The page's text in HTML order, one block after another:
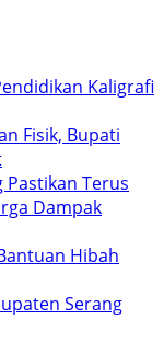
Kaligrafi
Fisik, Bupati
Pastikan Terus
Dampak
Hibah
Serang